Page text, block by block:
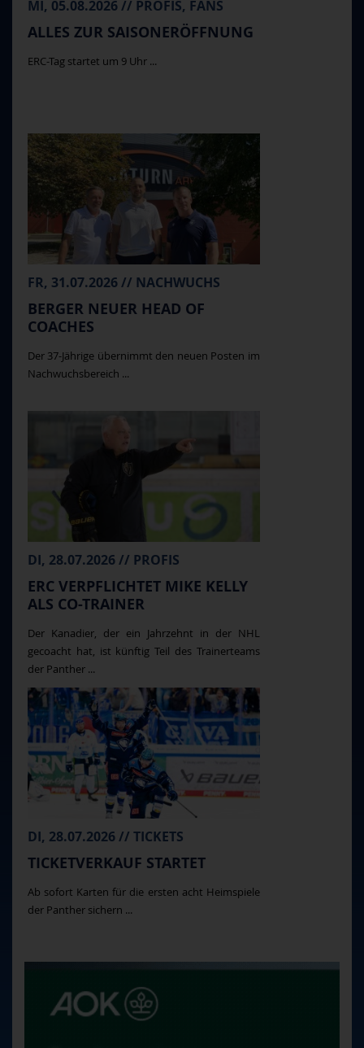
MI, 05.08.2026 // PROFIS, FANS
ALLES ZUR SAISONERÖFFNUNG
ERC-Tag startet um 9 Uhr ...
FR, 31.07.2026 // NACHWUCHS
BERGER NEUER HEAD OF
COACHES
Der 37-Jährige übernimmt den neuen Posten im
Nachwuchsbereich ...
DI, 28.07.2026 // PROFIS
ERC VERPFLICHTET MIKE KELLY
ALS CO-TRAINER
Der Kanadier, der ein Jahrzehnt in der NHL
gecoacht hat, ist künftig Teil des Trainerteams
der Panther ...
DI, 28.07.2026 // TICKETS
TICKETVERKAUF STARTET
Ab sofort Karten für die ersten acht Heimspiele
der Panther sichern ...